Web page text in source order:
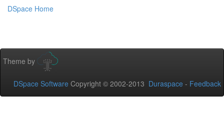
DSpace Home
Theme by
DSpace Software Copyright © 2002-2013 Duraspace - Feedback